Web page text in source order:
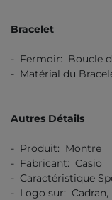
Bracelet
- Fermoir: Boucle
- Matérial du
Autres Détails
- Produit: Montre
- Fabricant: Casio
- Caractéristique
- Logo sur: Cadran,